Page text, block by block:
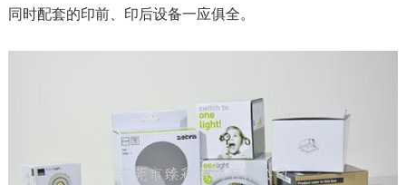
同时配套的印前、印后设备一应俱全。